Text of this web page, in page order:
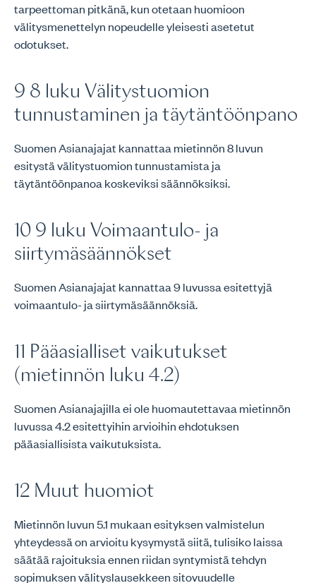
tarpeettoman pitkänä, kun otetaan huomioon
välitysmenettelyn nopeudelle yleisesti asetetut
odotukset.
9 8 luku Välitystuomion
tunnustaminen ja täytäntöönpano
Suomen Asianajajat kannattaa mietinnön 8 luvun
esitystä välitystuomion tunnustamista ja
täytäntöönpanoa koskeviksi säännöksiksi.
10 9 luku Voimaantulo- ja
siirtymäsäännökset
Suomen Asianajajat kannattaa 9 luvussa esitettyjä
voimaantulo- ja siirtymäsäännöksiä.
11 Pääasialliset vaikutukset
(mietinnön luku 4.2)
Suomen Asianajajilla ei ole huomautettavaa mietinnön
luvussa 4.2 esitettyihin arvioihin ehdotuksen
pääasiallisista vaikutuksista.
12 Muut huomiot
Mietinnön luvun 5.1 mukaan esityksen valmistelun
yhteydessä on arvioitu kysymystä siitä, tulisiko laissa
säätää rajoituksia ennen riidan syntymistä tehdyn
sopimuksen välityslausekkeen sitovuudelle